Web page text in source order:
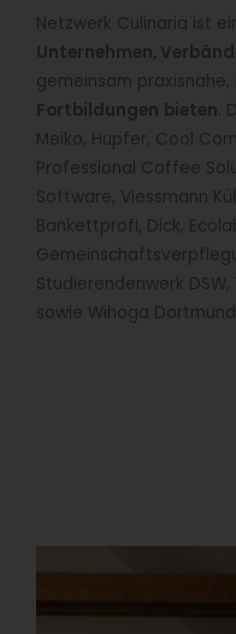
Netzwerk Culinaria ist
Unternehmen,
gemeinsam
Fortbildungen bieten .
Meiko, Hupfer, Cool
Professional Coffee
Software, Viessmann
Bankettprofi, Dick,
Studierendenwerk DSW,
sowie Wihoga Dortmund.